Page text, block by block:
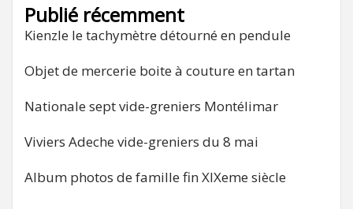
Publié récemment
Kienzle le tachymètre détourné en pendule
Objet de mercerie boite à couture en tartan
Nationale sept vide-greniers Montélimar
Viviers Adeche vide-greniers du 8 mai
Album photos de famille fin XIXeme siècle